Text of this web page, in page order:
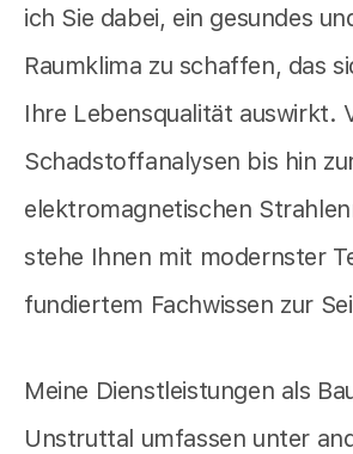
ich Sie dabei, ein gesundes
Raumklima zu schaffen, das
Ihre Lebensqualität auswirkt.
Schadstoffanalysen bis hin
elektromagnetischen
stehe Ihnen mit modernster
fundiertem Fachwissen zur
Meine Dienstleistungen als
Unstruttal umfassen unter